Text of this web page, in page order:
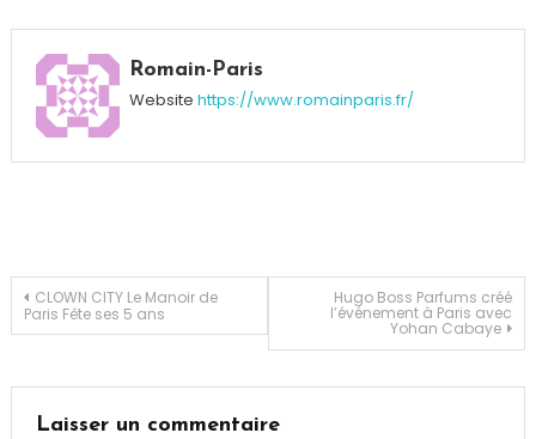
Blu-
film
The
Big
Romain-Paris
Website https://www.romainparis.fr/
Navigation
l’article
CLOWN CITY Le Manoir de
Paris Fête ses 5 ans
Hugo Boss Parfums créé
l’événement à Paris avec
Yohan Cabaye
Laisser un commentaire